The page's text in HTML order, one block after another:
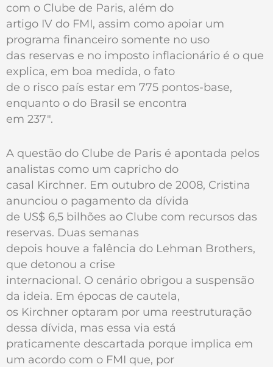
com o Clube de Paris, além do
artigo IV do FMI, assim como apoiar um
programa financeiro somente no uso
das reservas e no imposto inflacionário é o que
explica, em boa medida, o fato
de o risco país estar em 775 pontos-base,
enquanto o do Brasil se encontra
em 237".
A questão do Clube de Paris é apontada pelos
analistas como um capricho do
casal Kirchner. Em outubro de 2008, Cristina
anunciou o pagamento da dívida
de US$ 6,5 bilhões ao Clube com recursos das
reservas. Duas semanas
depois houve a falência do Lehman Brothers,
que detonou a crise
internacional. O cenário obrigou a suspensão
da ideia. Em épocas de cautela,
os Kirchner optaram por uma reestruturação
dessa dívida, mas essa via está
praticamente descartada porque implica em
um acordo com o FMI que, por